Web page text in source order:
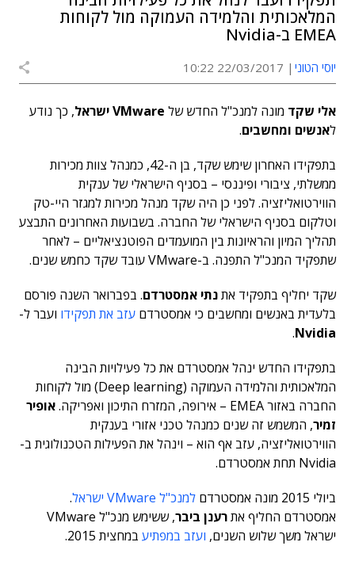
המלאכותית והלמידה העמוקה מול לקוחות
EMEA ב-Nvidia
יוסי הטוני 22/03/2017 10:22
אלי שקד מונה למנכ"ל החדש של VMware ישראל
, כך נודע
לאנשים ומחשבים.
בתפקידו האחרון שימש שקד, בן ה-42, כמנהל צוות מכירות
ממשלתי, ציבורי ופיננסי – בסניף הישראלי של ענקית
הווירטואליזציה. לפני כן היה שקד מנהל מכירות למגזר היי-טק
וטלקום בסניף הישראלי של החברה. בשבועות האחרונים התבצע
תהליך המיון והראיונות בין המועמדים הפוטנציאליים – לאחר
שתפקיד המנכ"ל התפנה. ב-VMware עובד שקד כחמש שנים.
שקד יחליף בתפקיד אתנתי אמסטרדם. בפברואר השנה פורסם
בלעדית באנשים ומחשבים כי אמסטרדם עזב את תפקידו ועבר ל-
Nvidia
.
בתפקידו החדש ינהל אמסטרדם את כל פעילויות הבינה
המלאכותית והלמידה העמוקה (Deep learning) מול לקוחות
החברה באזור EMEA – אירופה, המזרח התיכון ואפריקה.
אופיר
זמיר, המשמש זה שנים כמנהל טכני אזורי בענקית
הווירטואליזציה, עזב אף הוא – וינהל את הפעילות הטכנולוגית ב-
Nvidia תחת אמסטרדם.
ביולי 2015 מונה אמסטרדם
למנכ"ל VMware ישראל
.
אמסטרדם החליף אתרענן ביבר
, ששימש מנכ"ל VMware
ישראל משך שלוש השנים, ועזב במפתיע במחצית 2015.